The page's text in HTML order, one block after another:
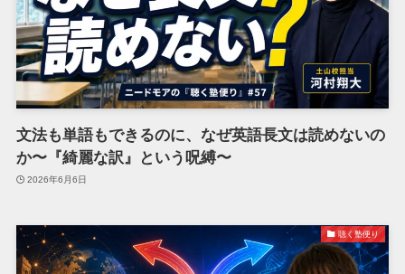
文法も単語もできるのに、なぜ英語長文は読めないの
か〜『綺麗な訳』という呪縛〜
2026年6月6日
聴く塾便り